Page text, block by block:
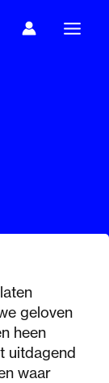
geloven
heen
uitdagend
waar